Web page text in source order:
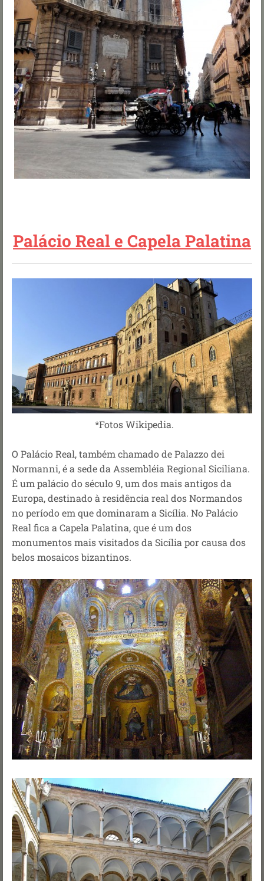
Palácio Real e Capela Palatina
*Fotos Wikipedia.
O Palácio Real, também chamado de Palazzo dei
Normanni, é a sede da Assembléia Regional Siciliana.
É um palácio do século 9, um dos mais antigos da
Europa, destinado à residência real dos Normandos
no período em que dominaram a Sicília. No Palácio
Real fica a Capela Palatina, que é um dos
monumentos mais visitados da Sicília por causa dos
belos mosaicos bizantinos.